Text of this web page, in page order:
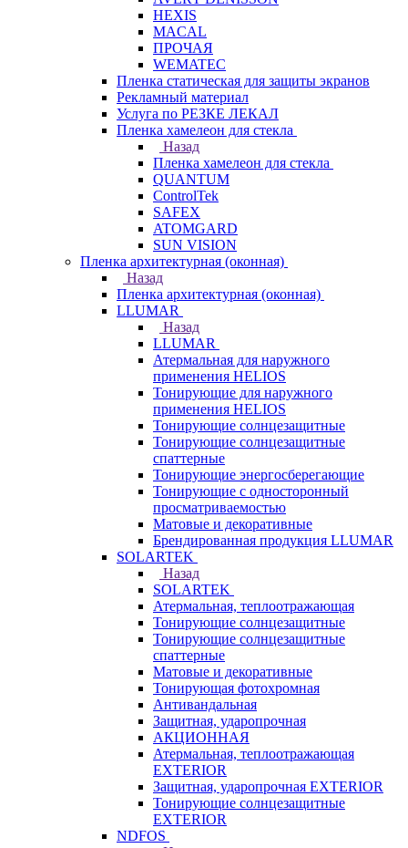
HEXIS
MACAL
ПРОЧАЯ
WEMATEC
Пленка статическая для защиты экранов
Рекламный материал
Услуга по РЕЗКЕ ЛЕКАЛ
Пленка хамелеон для стекла
Назад
Пленка хамелеон для стекла
QUANTUM
ControlTek
SAFEX
ATOMGARD
SUN VISION
Пленка архитектурная (оконная)
Назад
Пленка архитектурная (оконная)
LLUMAR
Назад
LLUMAR
Атермальная для наружного
применения HELIOS
Тонирующие для наружного
применения HELIOS
Тонирующие солнцезащитные
Тонирующие солнцезащитные
спаттерные
Тонирующие энергосберегающие
Тонирующие с односторонный
просматриваемостью
Матовые и декоративные
Брендированная продукция LLUMAR
SOLARTEK
Назад
SOLARTEK
Атермальная, теплоотражающая
Тонирующие солнцезащитные
Тонирующие солнцезащитные
спаттерные
Матовые и декоративные
Тонирующая фотохромная
Антивандальная
Защитная, ударопрочная
АКЦИОННАЯ
Атермальная, теплоотражающая
EXTERIOR
Защитная, ударопрочная EXTERIOR
Тонирующие солнцезащитные
EXTERIOR
NDFOS